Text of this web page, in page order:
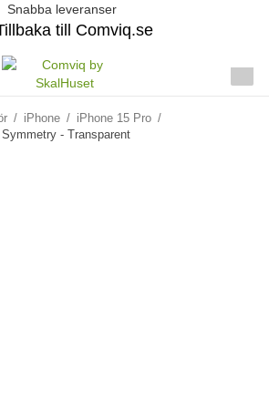
Snabba leveranser
till Comviq.se
/ iPhone / iPhone 15 Pro /
- Transparent